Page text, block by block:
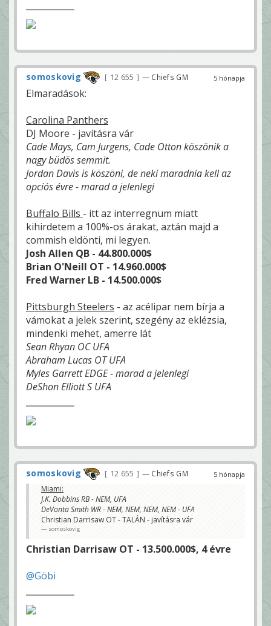
5 hónapja
somoskovig 12 655 — Chiefs GM
Elmaradások:
Carolina Panthers
DJ Moore - javításra vár
Cade Mays, Cam Jurgens, Cade Otton köszönik a
nagy büdös semmit.
Jordan Davis is köszöni, de neki maradnia kell az
opciós évre - marad a jelenlegi
Buffalo Bills - itt az interregnum miatt
kihirdetem a 100%-os árakat, aztán majd a
commish eldönti, mi legyen.
Josh Allen QB - 44.800.000$
Brian O'Neill OT - 14.960.000$
Fred Warner LB - 14.500.000$
Pittsburgh Steelers - az acélipar nem bírja a
vámokat a jelek szerint, szegény az eklézsia,
mindenki mehet, amerre lát
Sean Rhyan OC UFA
Abraham Lucas OT UFA
Myles Garrett EDGE - marad a jelenlegi
DeShon Elliott S UFA
5 hónapja
somoskovig 12 655 — Chiefs GM
Miami:
J.K. Dobbins RB - NEM, UFA
DeVonta Smith WR - NEM, NEM, NEM, NEM - UFA
Christian Darrisaw OT - TALÁN - javításra vár
somoskovig
Christian Darrisaw OT - 13.500.000$, 4 évre
@Göbi